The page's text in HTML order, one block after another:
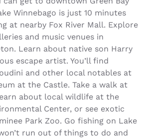
Winnebago is just 10 minutes
at nearby Fox River Mall. Explore
and music venues in
Learn about native son Harry
escape artist. You’ll find
and other local notables at
at the Castle. Take a walk at
about local wildlife at the
Center, or see exotic
Park Zoo. Go fishing on Lake
run out of things to do and